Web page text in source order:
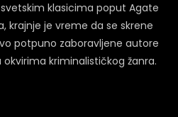
klasicima poput Agate
krajnje je vreme da se skrene
potpuno zaboravljene autore
kriminalističkog žanra.